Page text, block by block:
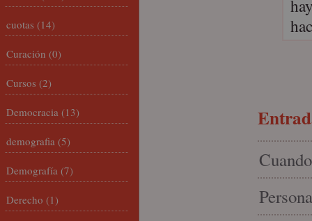
cuotas (14)
Curación (0)
Cursos (2)
Democracia (13)
demografia (5)
Demografía (7)
Derecho (1)